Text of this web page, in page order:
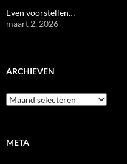
Even voorstellen…
maart 2, 2026
ARCHIEVEN
Archieven
META